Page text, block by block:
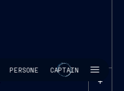
PERSONE CAPTAIN
+